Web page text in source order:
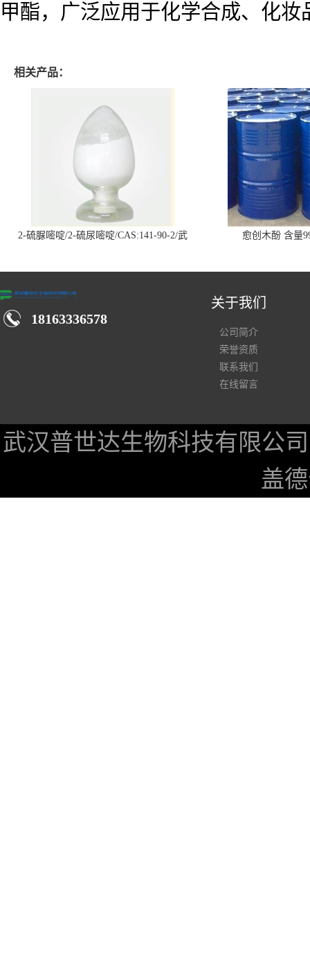
甲酯，广泛应用于化学合成、化
相关产品：
2-硫脲嘧啶/2-硫尿嘧啶/CAS:141-90-2/武
愈创木酚 含量
18163336578
关于我们
公司简介
荣誉资质
联系我们
在线留言
武汉普世达生物科技有限公司
盖